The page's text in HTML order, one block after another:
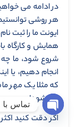
در ادامه می
هر روشی
ایونت ما را ثبت
همایش و کارگاه
شروع شود، ما چه
انجام دهیم، یا
که مثلا یک مهر
می شود!
اگر دقت کنید
تماس با
Open chaty